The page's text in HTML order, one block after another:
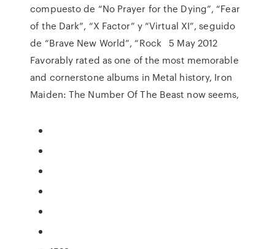
compuesto de “No Prayer for the Dying”, “Fear
of the Dark”, “X Factor” y “Virtual XI”, seguido
de “Brave New World”, “Rock 5 May 2012
Favorably rated as one of the most memorable
and cornerstone albums in Metal history, Iron
Maiden: The Number Of The Beast now seems,